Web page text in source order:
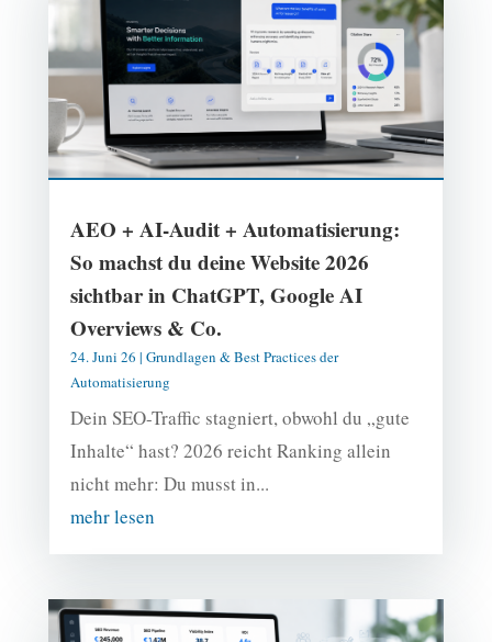
AEO + AI-Audit + Automatisierung:
So machst du deine Website 2026
sichtbar in ChatGPT, Google AI
Overviews & Co.
24. Juni 26 | Grundlagen & Best Practices der
Automatisierung
Dein SEO-Traffic stagniert, obwohl du „gute
Inhalte“ hast? 2026 reicht Ranking allein
nicht mehr: Du musst in...
mehr lesen